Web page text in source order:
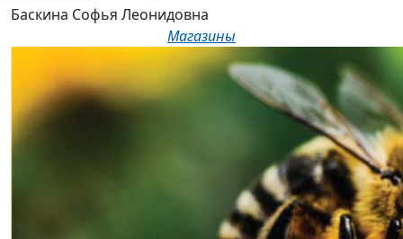
Баскина Софья Леонидовна
Магазины